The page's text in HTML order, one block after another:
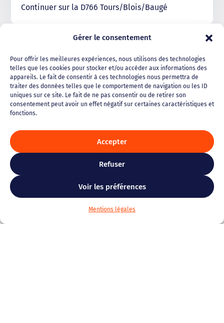
Gérer le consentement
Pour offrir les meilleures expériences, nous utilisons des technologies
telles que les cookies pour stocker et/ou accéder aux informations des
appareils. Le fait de consentir à ces technologies nous permettra de
traiter des données telles que le comportement de navigation ou les ID
uniques sur ce site. Le fait de ne pas consentir ou de retirer son
consentement peut avoir un effet négatif sur certaines caractéristiques et
fonctions.
Accepter
Refuser
Voir les préférences
Mentions légales
Continuer sur la D766 Tours/Blois/Baugé
En venant de Tours/Saumur (A85)
Prendre A85 direction Angers/Saumur
Puis rejoindre l’A11 direction Paris/Le Mans
Prendre la sortie n°12 et continuer sur la D766
Tours/Blois/Baugé
Cliquez pour accepter les cookies